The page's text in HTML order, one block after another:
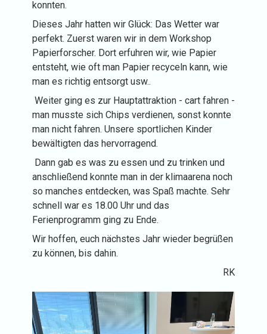
konnten.
Dieses Jahr hatten wir Glück: Das Wetter war
perfekt. Zuerst waren wir in dem Workshop
Papierforscher. Dort erfuhren wir, wie Papier
entsteht, wie oft man Papier recyceln kann, wie
man es richtig entsorgt usw..
Weiter ging es zur Hauptattraktion - cart fahren -
man musste sich Chips verdienen, sonst konnte
man nicht fahren. Unsere sportlichen Kinder
bewältigten das hervorragend.
Dann gab es was zu essen und zu trinken und
anschließend konnte man in der klimaarena noch
so manches entdecken, was Spaß machte. Sehr
schnell war es 18.00 Uhr und das
Ferienprogramm ging zu Ende.
Wir hoffen, euch nächstes Jahr wieder begrüßen
zu können, bis dahin.
RK